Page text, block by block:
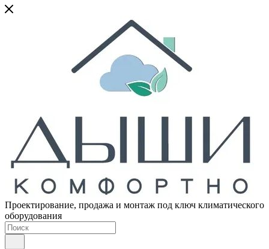
Проектирование, продажа и монтаж под ключ климатического
оборудования